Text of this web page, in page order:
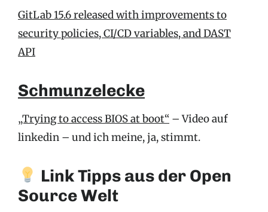
GitLab 15.6 released with improvements to
security policies, CI/CD variables, and DAST
API
Schmunzelecke
„Trying to access BIOS at boot“ – Video auf
linkedin – und ich meine, ja, stimmt.
Link Tipps aus der Open
Source Welt